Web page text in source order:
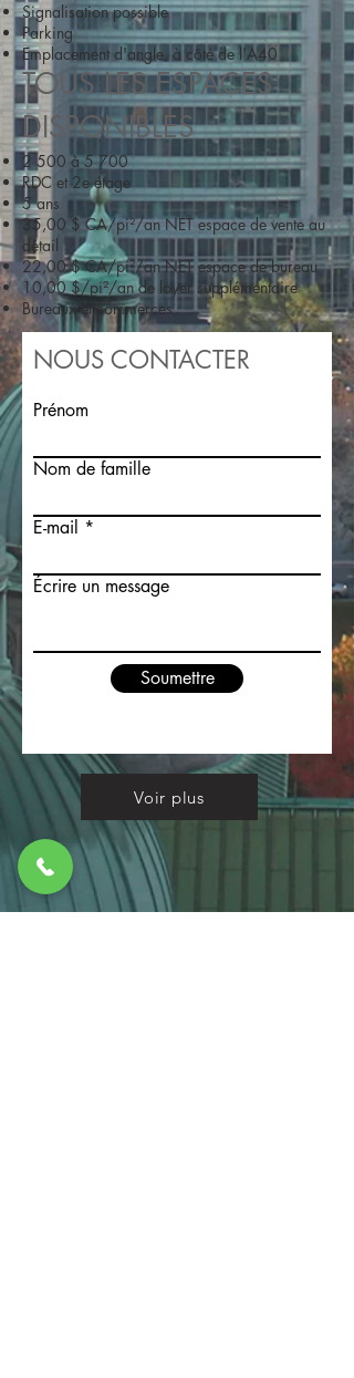
Signalisation possible
Parking
Emplacement d'angle, à côté de l'A40
TOUS LES ESPACES
DISPONIBLES
2 500 à 5 700
RDC et 2e étage
5 ans
35,00 $ CA/pi²/an NET espace de vente au
détail
22,00 $ CA/pi²/an NET espace de bureau
10,00 $/pi²/an de loyer supplémentaire
Bureaux et commerces
NOUS CONTACTER
Prénom
Nom de famille
E-mail
Écrire un message
Soumettre
Voir plus